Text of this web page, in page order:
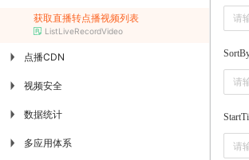
获取直播转点播视频列表
ListLiveRecordVideo
▶ 点播CDN
▶ 视频安全
▶ 数据统计
▶ 多应用体系